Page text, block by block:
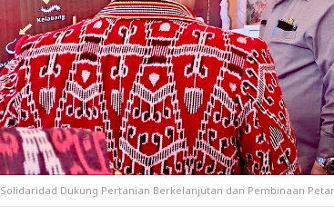
Solidaridad Dukung Pertanian Berkelanjutan dan Pembinaan